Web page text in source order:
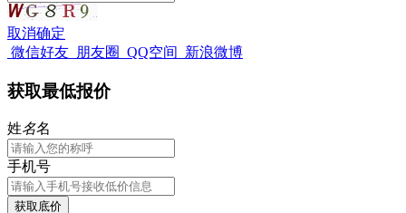
取消确定
微信好友 朋友圈 QQ空间 新浪微博
获取最低报价
姓名名
手机号
获取底价